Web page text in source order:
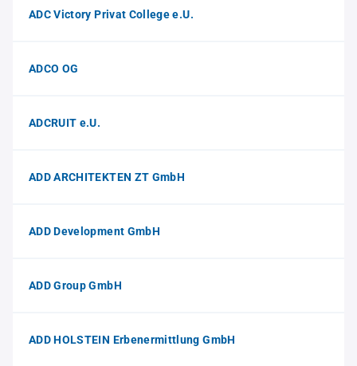
ADC Victory Privat College e.U.
ADCO OG
ADCRUIT e.U.
ADD ARCHITEKTEN ZT GmbH
ADD Development GmbH
ADD Group GmbH
ADD HOLSTEIN Erbenermittlung GmbH